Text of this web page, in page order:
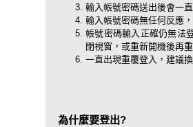
輸入帳號密碼送出後會一
輸入帳號密碼無任何反應
帳號密碼輸入正確仍無法
閉視窗，或重新開機後再
一直出現重覆登入，建議
為什麼要登出?